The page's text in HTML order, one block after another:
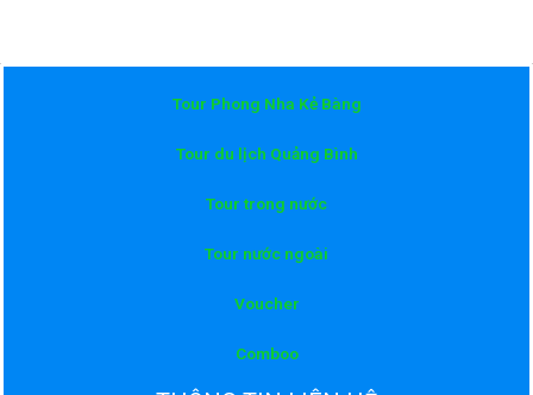
Tour Phong Nha Kẻ Bàng
Tour du lịch Quảng Bình
Tour trong nước
Tour nước ngoài
Voucher
Comboo